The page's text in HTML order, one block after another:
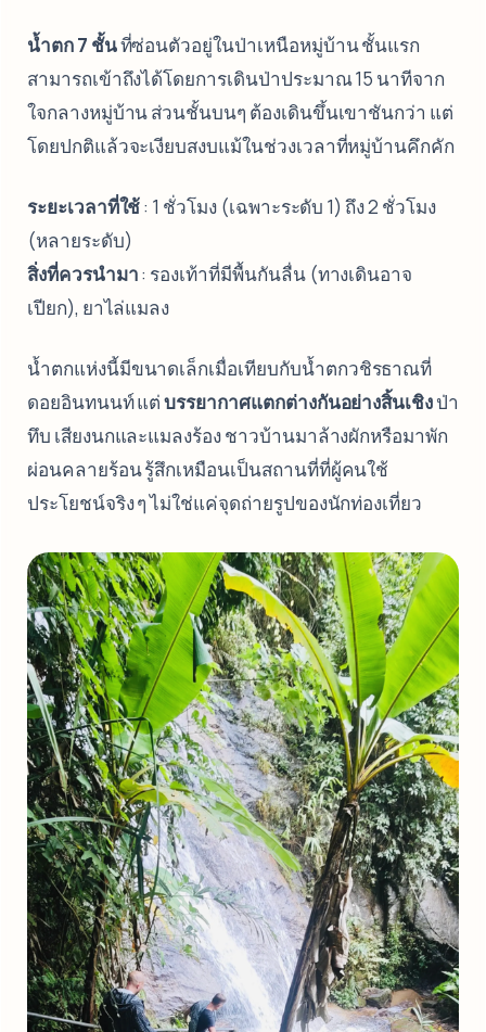
น้ำตก 7 ชั้นที่ซ่อนตัวอยู่ในป่าเหนือหมู่บ้าน ชั้นแรก
สามารถเข้าถึงได้โดยการเดินป่าประมาณ 15 นาทีจาก
ใจกลางหมู่บ้าน ส่วนชั้นบนๆ ต้องเดินขึ้นเขาชันกว่า แต่
โดยปกติแล้วจะเงียบสงบแม้ในช่วงเวลาที่หมู่บ้านคึกคัก
ระยะเวลาที่ใช้: 1 ชั่วโมง (เฉพาะระดับ 1) ถึง 2 ชั่วโมง
(หลายระดับ)
สิ่งที่ควรนำมา: รองเท้าที่มีพื้นกันลื่น (ทางเดินอาจ
เปียก), ยาไล่แมลง
น้ำตกแห่งนี้มีขนาดเล็กเมื่อเทียบกับน้ำตกวชิรธาณที่
ดอยอินทนนท์ แต่บรรยากาศแตกต่างกันอย่างสิ้นเชิงป่า
ทึบ เสียงนกและแมลงร้อง ชาวบ้านมาล้างผักหรือมาพัก
ผ่อนคลายร้อน รู้สึกเหมือนเป็นสถานที่ที่ผู้คนใช้
ประโยชน์จริง ๆ ไม่ใช่แค่จุดถ่ายรูปของนักท่องเที่ยว